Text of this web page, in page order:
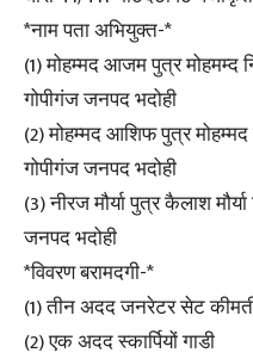
*नाम पता अभियुक्त-*
(1) मोहम्मद आजम पुत्र मोहमम्द
गोपीगंज जनपद भदोही
(2) मोहम्मद आशिफ पुत्र मोहम्मद
गोपीगंज जनपद भदोही
(3) नीरज मौर्या पुत्र कैलाश
जनपद भदोही
*विवरण बरामदगी-*
(1) तीन अदद जनरेटर सेट
(2) एक अदद स्कार्पियों गाडी